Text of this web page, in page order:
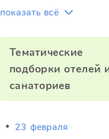
показать всё
Тематические
подборки отелей
санаториев
23 февраля